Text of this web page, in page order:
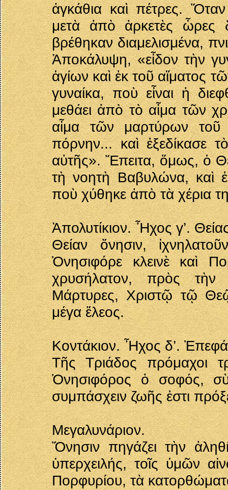
ἀγκάθια καὶ πέτρες.
μετὰ ἀπὸ ἀρκετὲς
βρέθηκαν διαμελισμένα,
Ἀποκάλυψη, «εἶδον τὴν
ἁγίων καὶ ἐκ τοῦ αἵματος
γυναίκα, ποὺ εἶναι ἡ
μεθάει ἀπὸ τὸ αἷμα τῶν
αἷμα τῶν μαρτύρων
πόρνην... καὶ ἐξεδίκασε
αὐτῆς». Ἔπειτα, ὅμως, ὁ
τὴ νοητὴ Βαβυλώνα, καὶ
ποὺ χύθηκε ἀπὸ τὰ χέρια
Ἀπολυτίκιον. Ἦχος γ’.
Θείαν ὄνησιν,
Ὀνησιφόρε κλεινὲ καὶ
χρυσήλατον, πρὸς τὴν
Μάρτυρες, Χριστῷ τῷ
μέγα ἔλεος.
Κοντάκιον. Ἦχος δ’.
Τῆς Τριάδος πρόμαχοι
Ὀνησιφόρος ὀ σοφός,
συμπάσχειν ζωῆς ἐστι
Μεγαλυνάριον.
Ὄνησιν πηγάζει τὴν
ὑπερχειλής, τοῖς ὑμῶν
Πορφυρίου, τὰ